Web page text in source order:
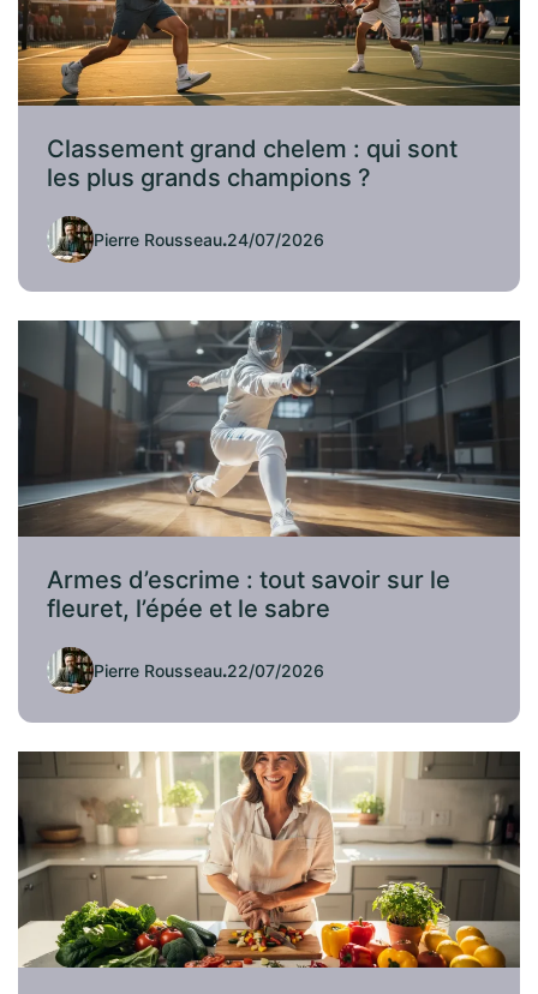
Classement grand chelem : qui sont
les plus grands champions ?
Pierre Rousseau.24/07/2026
Armes d’escrime : tout savoir sur le
fleuret, l’épée et le sabre
Pierre Rousseau.22/07/2026